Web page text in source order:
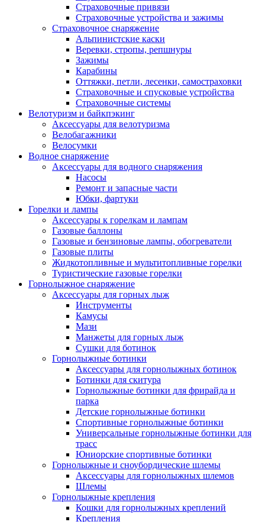
Страховочные привязи
Страховочные устройства и зажимы
Страховочное снаряжение
Альпинистские каски
Веревки, стропы, репшнуры
Зажимы
Карабины
Оттяжки, петли, лесенки, самостраховки
Страховочные и спусковые устройства
Страховочные системы
Велотуризм и байкпэкинг
Аксессуары для велотуризма
Велобагажники
Велосумки
Водное снаряжение
Аксессуары для водного снаряжения
Насосы
Ремонт и запасные части
Юбки, фартуки
Горелки и лампы
Аксессуары к горелкам и лампам
Газовые баллоны
Газовые и бензиновые лампы, обогреватели
Газовые плиты
Жидкотопливные и мультитопливные горелки
Туристические газовые горелки
Горнолыжное снаряжение
Аксессуары для горных лыж
Инструменты
Камусы
Мази
Манжеты для горных лыж
Сушки для ботинок
Горнолыжные ботинки
Аксессуары для горнолыжных ботинок
Ботинки для скитура
Горнолыжные ботинки для фрирайда и
парка
Детские горнолыжные ботинки
Спортивные горнолыжные ботинки
Универсальные горнолыжные ботинки для
трасс
Юниорские спортивные ботинки
Горнолыжные и сноубордические шлемы
Аксессуары для горнолыжных шлемов
Шлемы
Горнолыжные крепления
Кошки для горнолыжных креплений
Крепления